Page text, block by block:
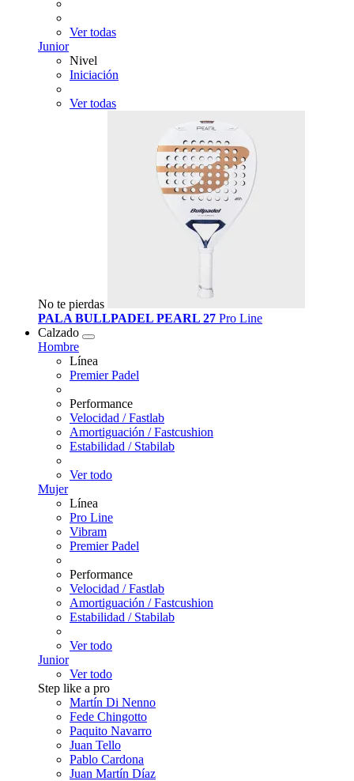
Ver todas
Junior
Nivel
Iniciación
Ver todas
No te pierdas
PALA BULLPADEL PEARL 27 Pro Line
Calzado
Hombre
Línea
Premier Padel
Performance
Velocidad / Fastlab
Amortiguación / Fastcushion
Estabilidad / Stabilab
Ver todo
Mujer
Línea
Pro Line
Vibram
Premier Padel
Performance
Velocidad / Fastlab
Amortiguación / Fastcushion
Estabilidad / Stabilab
Ver todo
Junior
Ver todo
Step like a pro
Martín Di Nenno
Fede Chingotto
Paquito Navarro
Juan Tello
Pablo Cardona
Juan Martín Díaz